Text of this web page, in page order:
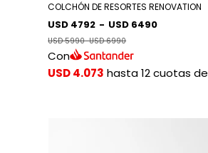
COLCHÓN DE RESORTES RENOVATION
USD 4792 - USD 6490
USD 5990-USD 6990
Con
USD 4.073 hasta 12 cuotas de